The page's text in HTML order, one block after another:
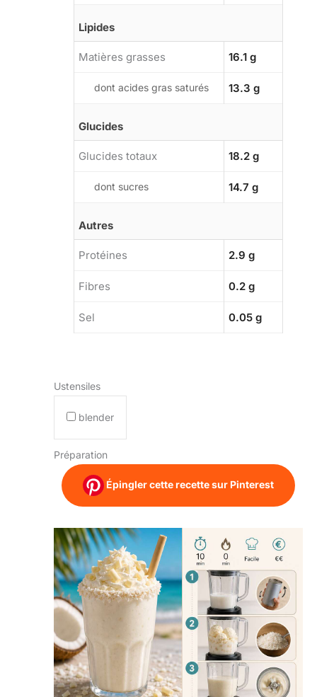
Lipides
Matières grasses 16.1 g
dont acides gras saturés 13.3 g
Glucides
Glucides totaux 18.2 g
dont sucres 14.7 g
Autres
Protéines 2.9 g
Fibres 0.2 g
Sel 0.05 g
Ustensiles
blender
Préparation
Épingler cette recette sur Pinterest